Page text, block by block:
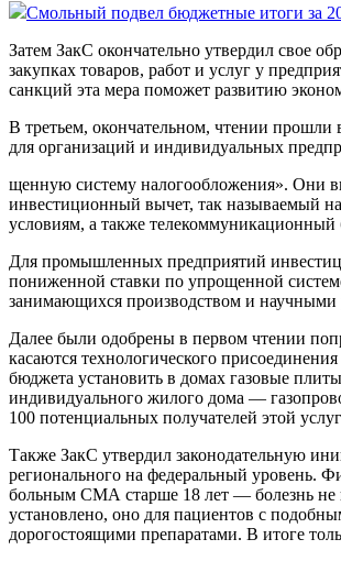
Смольный подвел бюджетные итоги за
Затем ЗакС окончательно утвердил свое
закупках товаров, работ и услуг у
санкций эта мера поможет развитию
В третьем, окончательном, чтении прошли
для организаций и индивидуальных
щенную систему налогообложения». Они
инвестиционный вычет, так называемый
условиям, а также
Для промышленных предприятий
пониженной ставки по упрощенной
занимающихся производством и научными
Далее были одобрены в первом чтении
касаются технологического
бюджета установить в домах газовые
индивидуального жилого дома —
100 потенциальных получателей этой
Также ЗакС утвердил законодательную
регионального на федеральный уровень.
больным СМА старше 18 лет — болезнь не
установлено, оно для пациентов с
дорогостоящими препаратами. В итоге